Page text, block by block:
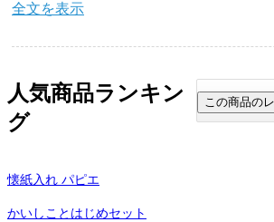
全文を表示
人気商品ランキン
グ
懐紙入れ パピエ
かいしことはじめセット